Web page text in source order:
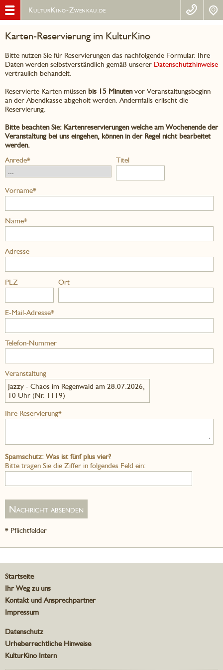
KulturKino-Zwenkau.de
Karten-Reservierung im KulturKino
Bitte nutzen Sie für Reservierungen das nachfolgende Formular. Ihre
Daten werden selbstverständlich gemäß unserer Datenschutzhinweise
vertraulich behandelt.
Reservierte Karten müssen bis 15 Minutenvor Veranstaltungsbeginn
an der Abendkasse abgeholt werden. Andernfalls erlischt die
Reservierung.
Bitte beachten Sie: Kartenreservierungen welche am Wochenende der
Veranstaltung bei uns eingehen, können in der Regel nicht bearbeitet
werden.
Anrede*
Titel
Vorname*
Name*
Adresse
PLZ Ort
E-Mail-Adresse*
Telefon-Nummer
Veranstaltung
Jazzy - Chaos im Regenwald am 28.07.2026,
10 Uhr (Nr. 1119)
Ihre Reservierung*
Spamschutz: Was ist fünf plus vier?
Bitte tragen Sie die Ziffer in folgendes Feld ein:
* Pflichtfelder
Startseite
Ihr Weg zu uns
Kontakt und Ansprechpartner
Impressum
Datenschutz
Urheberrechtliche Hinweise
KulturKino Intern